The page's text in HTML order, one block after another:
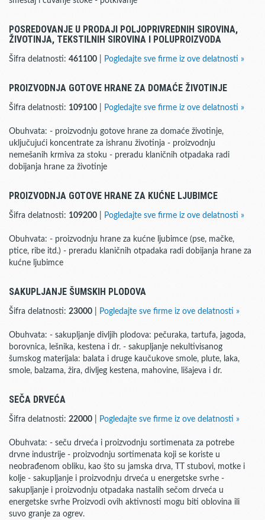
POSREDOVANJE U PRODAJI POLJOPRIVREDNIH SIROVINA,
ŽIVOTINJA, TEKSTILNIH SIROVINA I POLUPROIZVODA
Šifra delatnosti: 461100 Pogledajte sve firme iz ove delatnosti »
PROIZVODNJA GOTOVE HRANE ZA DOMAĆE ŽIVOTINJE
Šifra delatnosti: 109100 Pogledajte sve firme iz ove delatnosti »
Obuhvata: - proizvodnju gotove hrane za domaće životinje,
uključujući koncentrate za ishranu životinja - proizvodnju
nemešanih krmiva za stoku - preradu klaničnih otpadaka radi
dobijanja hrane za životinje
PROIZVODNJA GOTOVE HRANE ZA KUĆNE LJUBIMCE
Šifra delatnosti: 109200 Pogledajte sve firme iz ove delatnosti »
Obuhvata: - proizvodnju hrane za kućne ljubimce (pse, mačke,
ptice, ribe itd.) - preradu klaničnih otpadaka radi dobijanja hrane za
kućne ljubimce
SAKUPLJANJE ŠUMSKIH PLODOVA
Šifra delatnosti: 23000 Pogledajte sve firme iz ove delatnosti »
Obuhvata: - sakupljanje divljih plodova: pečuraka, tartufa, jagoda,
borovnica, lešnika, kestena i dr. - sakupljanje nekultivisanog
šumskog materijala: balata i druge kaučukove smole, plute, laka,
smole, balzama, žira, divljeg kestena, mahovine, lišajeva i dr.
SEČA DRVEĆA
Šifra delatnosti: 22000 Pogledajte sve firme iz ove delatnosti »
Obuhvata: - seču drveća i proizvodnju sortimenata za potrebe
drvne industrije - proizvodnju sortimenata koji se koriste u
neobrađenom obliku, kao što su jamska drva, TT stubovi, motke i
kolje - sakupljanje i proizvodnju drveća u energetske svrhe -
sakupljanje i proizvodnju otpadaka nastalih sečom drveća u
energetske svrhe Proizvodi ovih aktivnosti mogu biti oblovina ili
suvo granje za ogrev.